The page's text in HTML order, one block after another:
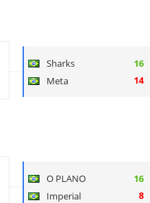
Sharks
16
Meta
14
O PLANO
16
Imperial
8